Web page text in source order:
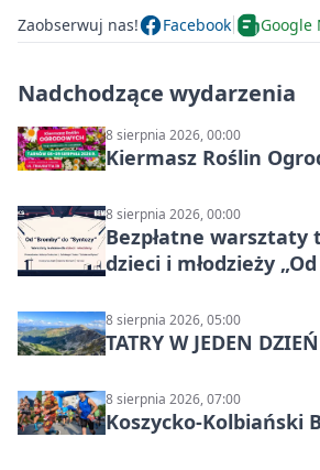
Zaobserwuj nas! Facebook Google
Nadchodzące wydarzenia
8 sierpnia 2026, 00:00
Kiermasz Roślin
8 sierpnia 2026, 00:00
Bezpłatne
dzieci i młodzieży
8 sierpnia 2026, 05:00
TATRY W JEDEN
8 sierpnia 2026, 07:00
Koszycko-Kolbiański